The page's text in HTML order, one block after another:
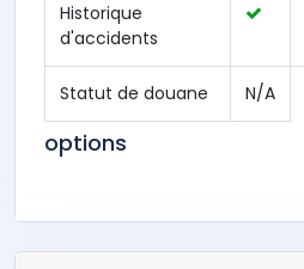
Historique
d'accidents
Statut de douane N/A
options